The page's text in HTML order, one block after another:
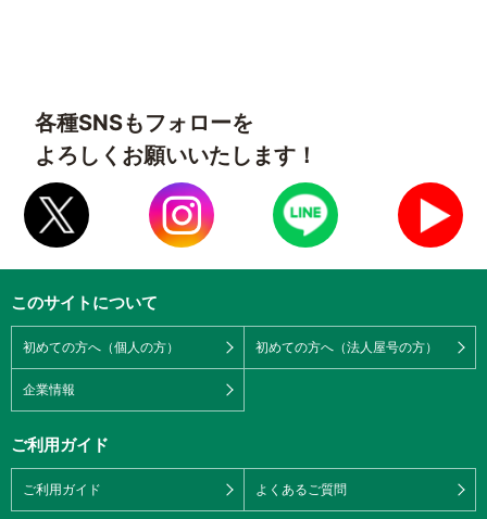
各種SNSもフォローを
よろしくお願いいたします！
このサイトについて
初めての方へ（個人の方） 初めての方へ（法人屋号の方）
企業情報
ご利用ガイド
ご利用ガイド よくあるご質問